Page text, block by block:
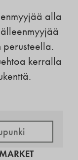
alla
perusteella.
kerralla